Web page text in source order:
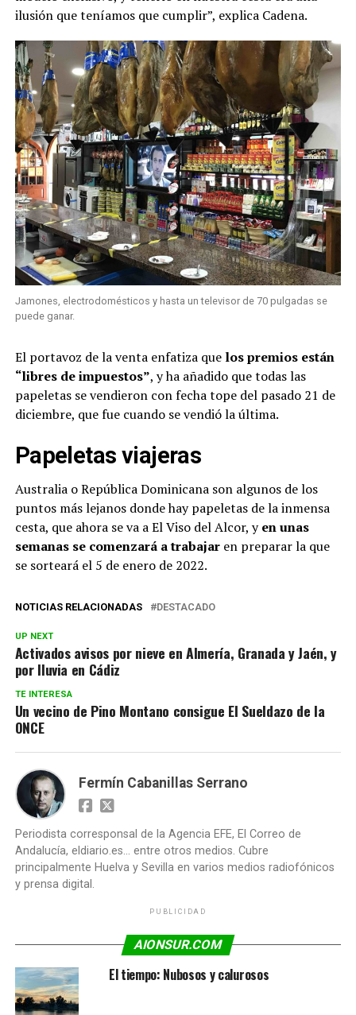
ilusión que teníamos que cumplir”, explica Cadena.
Jamones, electrodomésticos y hasta un televisor de 70 pulgadas se
puede ganar.
El portavoz de la venta enfatiza que los premios están
“libres de impuestos”, y ha añadido que todas las
papeletas se vendieron con fecha tope del pasado 21 de
diciembre, que fue cuando se vendió la última.
Papeletas viajeras
Australia o República Dominicana son algunos de los
puntos más lejanos donde hay papeletas de la inmensa
cesta, que ahora se va a El Viso del Alcor, yen unas
semanas se comenzará a trabajaren preparar la que
se sorteará el 5 de enero de 2022.
NOTICIAS RELACIONADAS DESTACADO
UP NEXT
Activados avisos por nieve en Almería, Granada y Jaén, y
por lluvia en Cádiz
TE INTERESA
Un vecino de Pino Montano consigue El Sueldazo de la
ONCE
Fermín Cabanillas Serrano
Periodista corresponsal de la Agencia EFE, El Correo de
Andalucía, eldiario.es... entre otros medios. Cubre
principalmente Huelva y Sevilla en varios medios radiofónicos
y prensa digital.
PUBLICIDAD
AIONSUR.COM
El tiempo: Nubosos y calurosos